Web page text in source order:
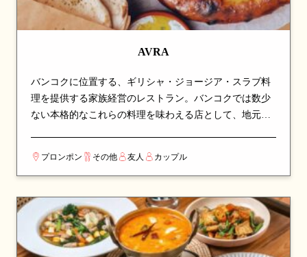
AVRA
バンコクに位置する、ギリシャ・ジョージア・スラブ料
理を提供する家族経営のレストラン。バンコクでは数少
ない本格的なこれらの料理を味わえる店として、地元客
てきたレシピを再現した一皿が魅力。化学調味料や添加
物を一切使わず、厳選した素材を100%スクラッチ（手作
り）で仕上げる伝統製法にこだわる。メニューは季節ご
とに入れ替わり、定番料理に加え新しい味との出会いも
楽しめる。4000年の歴史を持つギリシャ料理、シルクロ
ードの影響を受けたジョージア料理、東欧の滋味あふれ
プロンポン その他 友人 カップル